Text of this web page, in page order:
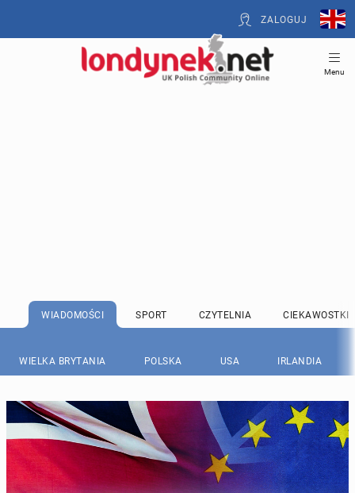
ZALOGUJ
Menu
WIADOMOŚCI SPORT CZYTELNIA CIEKAWOSTKI
WIELKA BRYTANIA POLSKA USA IRLANDIA